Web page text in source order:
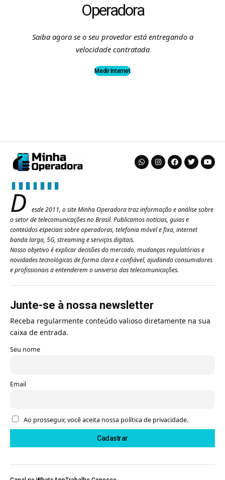
Operadora
Saiba agora se o seu provedor está entregando a
velocidade contratada
Medir Internet
D
esde 2011, o site Minha Operadora traz informação e análise sobre
o setor de telecomunicações no Brasil. Publicamos notícias, guias e
conteúdos especiais sobre operadoras, telefonia móvel e fixa, internet
banda larga, 5G, streaming e serviços digitais.
Nosso objetivo é explicar decisões do mercado, mudanças regulatórias e
novidades tecnológicas de forma clara e confiável, ajudando consumidores
e profissionais a entenderem o universo das telecomunicações.
Junte-se à nossa newsletter
Receba regularmente conteúdo valioso diretamente na sua
caixa de entrada.
Seu nome
Email
Ao prosseguir, você aceita nossa política de privacidade.